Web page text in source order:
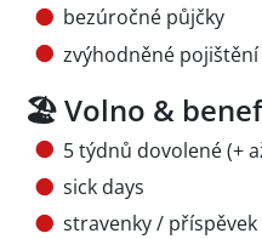
bezúročné půjčky
zvýhodněné pojištění
🏖️ Volno &
5 týdnů dovolené (+
sick days
stravenky /